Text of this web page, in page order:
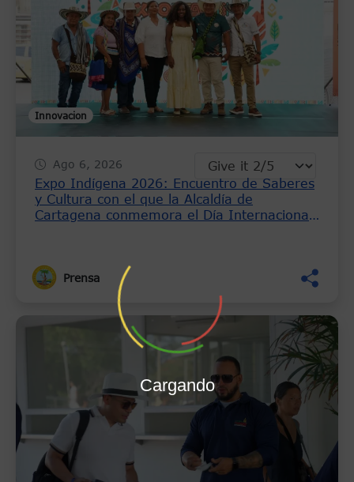
Innovacion
Ago 6, 2026
Expo Indígena 2026: Encuentro de Saberes
y Cultura con el que la Alcaldía de
Cartagena conmemora el Día Internacional
Prensa
Cargando